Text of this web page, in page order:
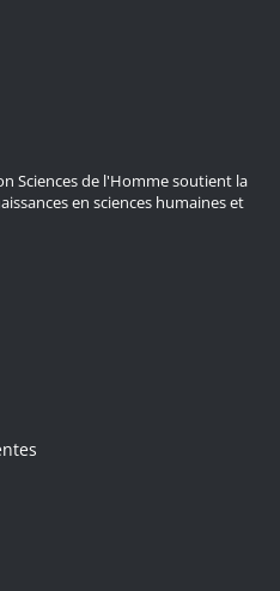
Sciences de l'Homme soutient la
en sciences humaines et